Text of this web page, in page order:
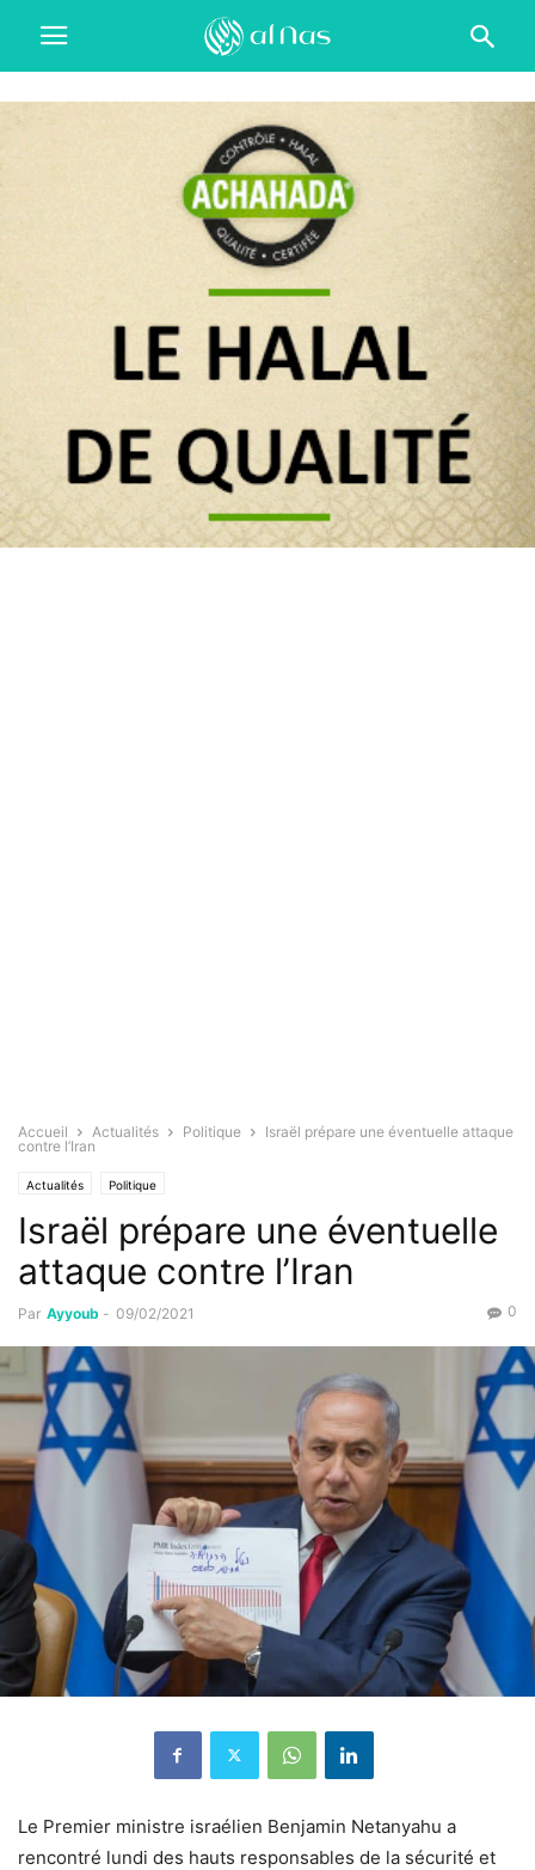
Accueil Actualités Politique
Israël prépare une éventuelle attaque
contre l’Iran
Actualités Politique
Israël prépare une éventuelle
attaque contre l’Iran
Par Ayyoub - 09/02/2021 0
Le Premier ministre israélien Benjamin Netanyahu a
rencontré lundi des hauts responsables de la sécurité et